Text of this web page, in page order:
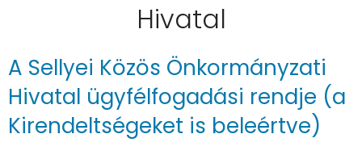
E-ÜGYINTÉZÉS
KÉPGALÉRIA
Hivatal
A Sellyei Közös Önkormányzati
Hivatal ügyfélfogadási rendje (a
Kirendeltségeket is beleértve)